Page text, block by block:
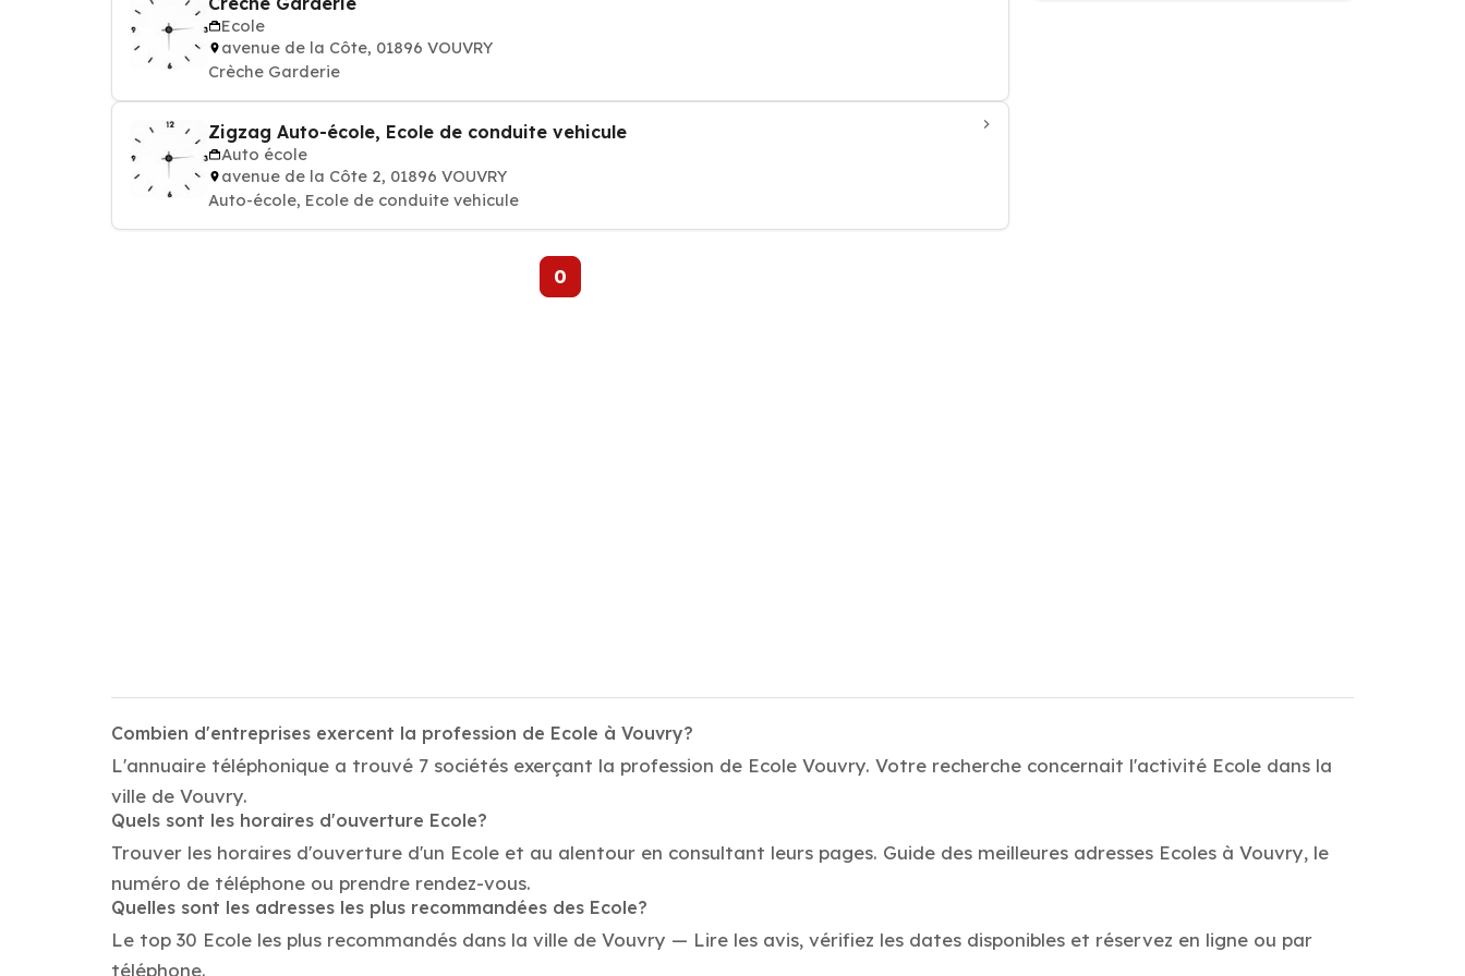
Ecole
avenue de la Côte, 01896 VOUVRY
Crèche Garderie
Zigzag Auto-école, Ecole de conduite vehicule
Auto école
avenue de la Côte 2, 01896 VOUVRY
Auto-école, Ecole de conduite vehicule
0
Combien d'entreprises exercent la profession de Ecole à Vouvry?
L'annuaire téléphonique a trouvé 7 sociétés exerçant la profession de Ecole Vouvry. Votre recherche concernait l'activité Ecole dans la
ville de Vouvry.
Quels sont les horaires d'ouverture Ecole?
Trouver les horaires d'ouverture d'un Ecole et au alentour en consultant leurs pages. Guide des meilleures adresses Ecoles à Vouvry, le
numéro de téléphone ou prendre rendez-vous.
Quelles sont les adresses les plus recommandées des Ecole?
Le top 30 Ecole les plus recommandés dans la ville de Vouvry — Lire les avis, vérifiez les dates disponibles et réservez en ligne ou par
téléphone.